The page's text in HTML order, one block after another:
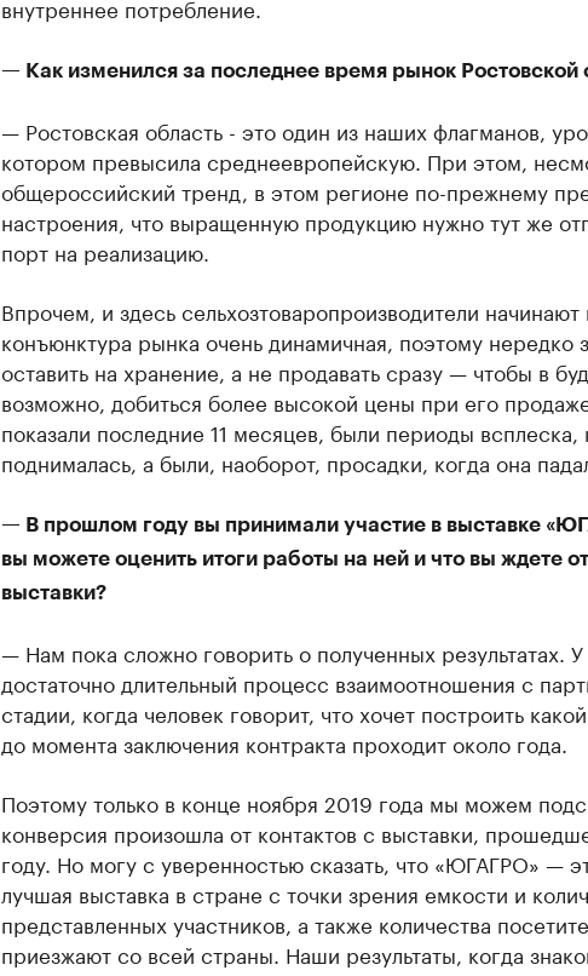
внутреннее потребление.
— Как изменился за последнее время рынок Ростовской
— Ростовская область - это один из наших флагманов,
котором превысила среднеевропейскую. При этом,
общероссийский тренд, в этом регионе по-прежнему
настроения, что выращенную продукцию нужно тут же
порт на реализацию.
Впрочем, и здесь сельхозтоваропроизводители начинают
конъюнктура рынка очень динамичная, поэтому нередко
оставить на хранение, а не продавать сразу — чтобы в
возможно, добиться более высокой цены при его
показали последние 11 месяцев, были периоды всплеска,
поднималась, а были, наоборот, просадки, когда она
— В прошлом году вы принимали участие в выставке
вы можете оценить итоги работы на ней и что вы ждете
выставки?
— Нам пока сложно говорить о полученных результатах.
достаточно длительный процесс взаимоотношения с
стадии, когда человек говорит, что хочет построить
до момента заключения контракта проходит около года.
Поэтому только в конце ноября 2019 года мы можем
конверсия произошла от контактов с выставки,
году. Но могу с уверенностью сказать, что «ЮГАГРО» —
лучшая выставка в стране с точки зрения емкости и
представленных участников, а также количества
приезжают со всей страны. Наши результаты, когда